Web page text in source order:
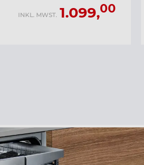
INKL. MWST. 1.099,00